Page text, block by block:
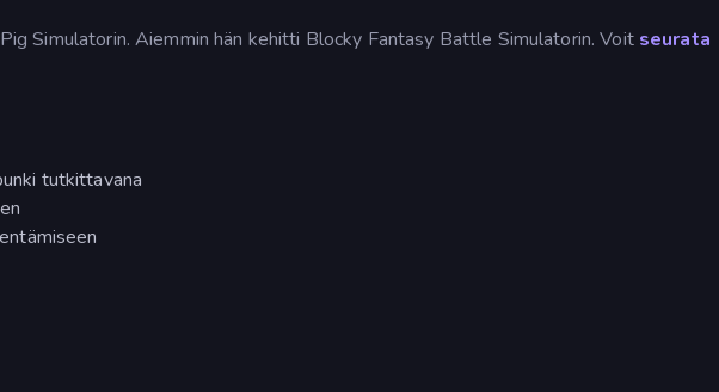
Simulatorin. Aiemmin hän kehitti Blocky Fantasy Battle Simulatorin. Voit seurata
tutkittavana